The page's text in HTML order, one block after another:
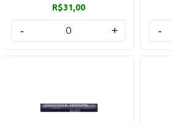
R$31,00
- + -